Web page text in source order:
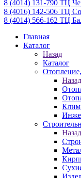
8 (4014) 131-790 ТЦ
8 (4016) 142-506 ТЦ
8 (4014) 566-162 ТЦ
Главная
Каталог
Назад
Каталог
Назад
Назад